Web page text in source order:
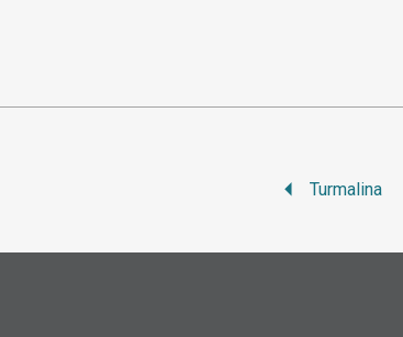
Turmalina